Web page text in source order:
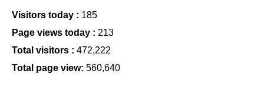
Visitors today : 185
Page views today : 213
Total visitors : 472,222
Total page view: 560,640